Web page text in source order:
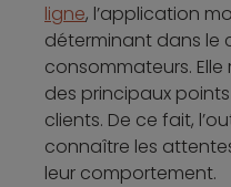
ligne, l’application
déterminant dans le
consommateurs.
des principaux
clients. De ce fait,
connaître les
leur comportement.